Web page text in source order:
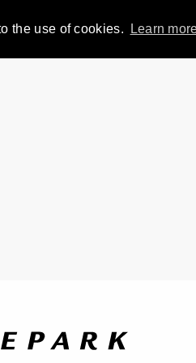
the use of cookies. Learn